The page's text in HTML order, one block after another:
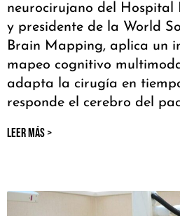
neurocirujano del Hospital
y presidente de la World
Brain Mapping, aplica un
mapeo cognitivo
adapta la cirugía en
responde el cerebro del
LEER MÁS >